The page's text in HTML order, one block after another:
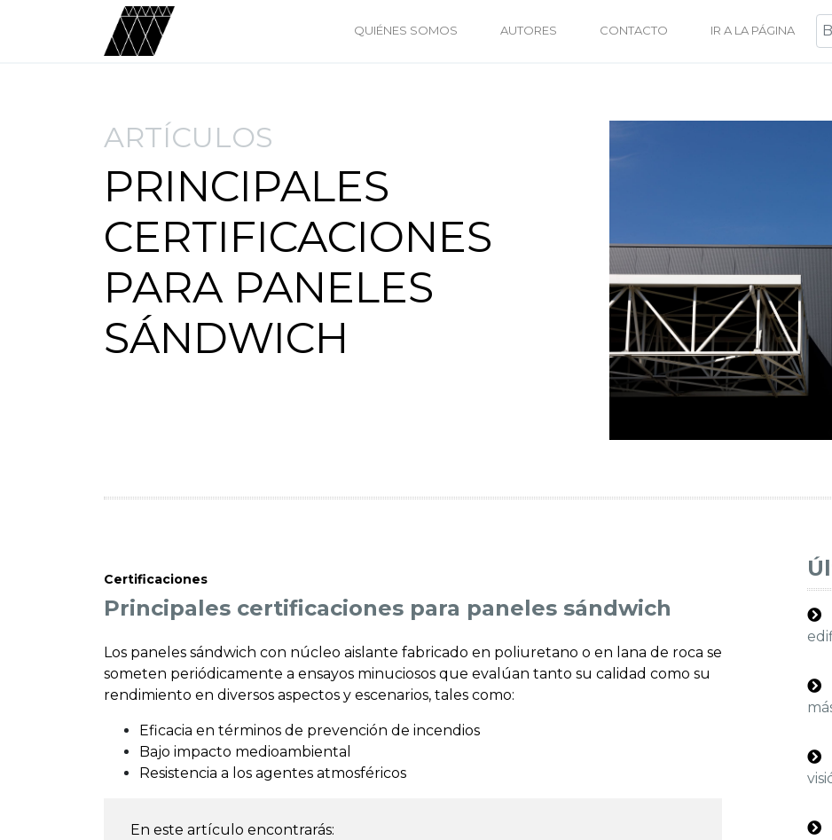
QUIÉNES SOMOS AUTORES CONTACTO IR A LA PÁGINA
ARTÍCULOS
PRINCIPALES
CERTIFICACIONES
PARA PANELES
SÁNDWICH
Certificaciones
Principales certificaciones para paneles sándwich
Los paneles sándwich con núcleo aislante fabricado en poliuretano o en lana de roca se
someten periódicamente a ensayos minuciosos que evalúan tanto su calidad como su
rendimiento en diversos aspectos y escenarios, tales como:
Eficacia en términos de prevención de incendios
Bajo impacto medioambiental
Resistencia a los agentes atmosféricos
En este artículo encontrarás: